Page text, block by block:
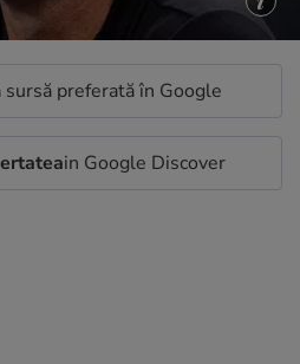
sursă preferată în Google
in Google Discover